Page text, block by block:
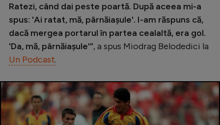
Ratezi, când dai peste poartă. După aceea mi-a
spus: 'Ai ratat, mă, pârnăiașule'. I-am răspuns că,
dacă mergea portarul în partea cealaltă, era gol.
'Da, mă, pârnăiașule'”, a spus Miodrag Belodedici la
Un Podcast.